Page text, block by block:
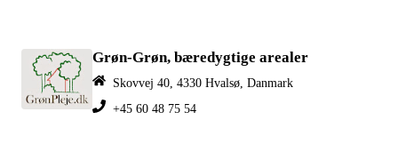
Grøn-Grøn, bæredygtige arealer
Skovvej 40, 4330 Hvalsø, Danmark
+45 60 48 75 54